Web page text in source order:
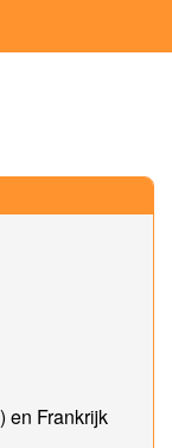
en Frankrijk